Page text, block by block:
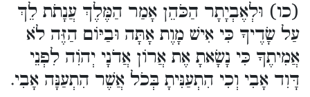
(כו) וּלְאֶבְיָתָר הַכֹּהֵן אָמַר הַמֶּלֶךְ עֲנָתֹת לֵךְ
עַל שָׂדֶיךָ כִּי אִישׁ מָוֶת אָתָּה וּבַיּוֹם הַזֶּה לֹא
אֲמִיתֶךָ כִּי נָשָׂאתָ אֶת אֲרוֹן אֲדֹנָי יְהֹוִה לִפְנֵי
דָּוִד אָבִי וְכִי הִתְעַנִּיתָ בְּכֹל אֲשֶׁר הִתְעַנָּה אָבִי.